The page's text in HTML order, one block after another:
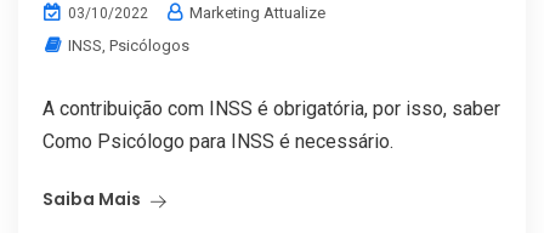
03/10/2022
Marketing Attualize
INSS Psicólogos
A contribuição com INSS é obrigatória, por isso, saber
Como Psicólogo para INSS é necessário.
Saiba Mais